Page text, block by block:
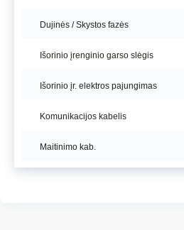
Dujinės / Skystos fazės
Išorinio įrenginio garso slėgis
Išorinio įr. elektros pajungimas
Komunikacijos kabelis
Maitinimo kab.